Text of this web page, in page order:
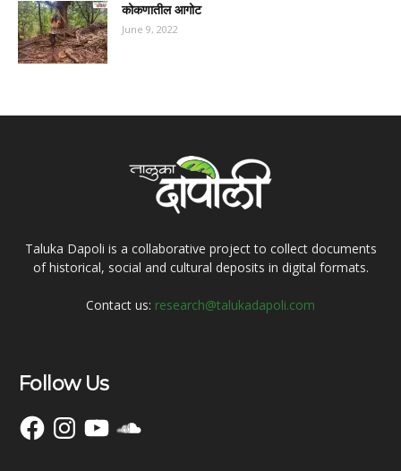
कोकणातील आगोट
June 9, 2022
Taluka Dapoli is a collaborative project to collect documents
of historical, social and cultural deposits in digital formats.
Contact us: research@talukadapoli.com
Follow Us
FacebookInstagramYouTubeSoundCloud